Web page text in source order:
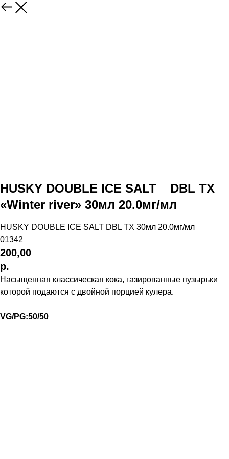
HUSKY DOUBLE ICE SALT _ DBL TX _
«Winter river» 30мл 20.0мг/мл
HUSKY DOUBLE ICE SALT DBL TX 30мл 20.0мг/мл
01342
200,00
р.
Насыщенная классическая кока, газированные пузырьки
которой подаются с двойной порцией кулера.
VG/PG:50/50